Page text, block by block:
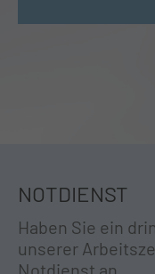
NOTDIENST
Haben Sie ein
unserer
Notdienst an.